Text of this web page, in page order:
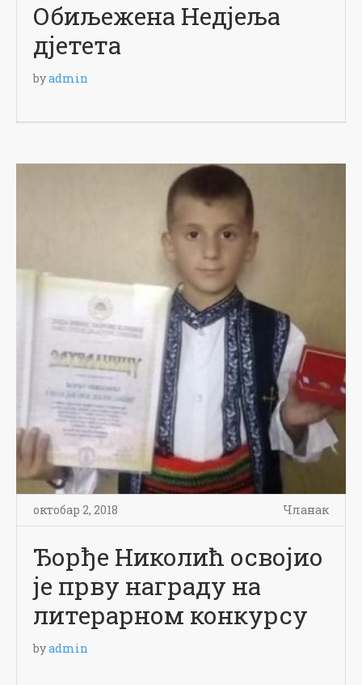
Обиљежена Недјеља
дјетета
byadmin
октобар 2, 2018 Чланак
Ђорђе Николић освојио
је прву награду на
литерарном конкурсу
byadmin